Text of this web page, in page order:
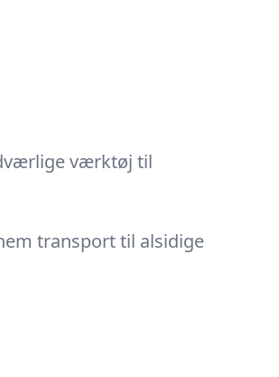
værktøj til
transport til alsidige